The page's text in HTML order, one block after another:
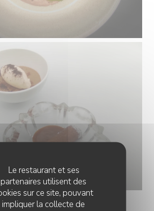
Le restaurant et ses
partenaires utilisent des
sur ce site, pouvant
impliquer la collecte de